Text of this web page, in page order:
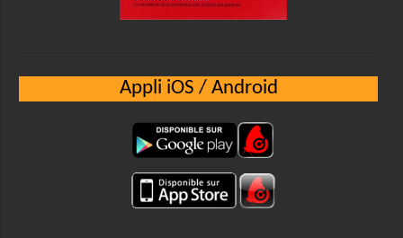
Appli iOS / Android